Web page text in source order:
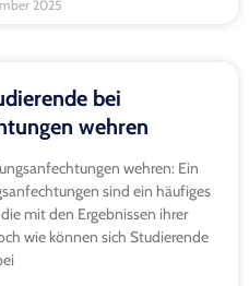
2025
bei
wehren
wehren: Ein
sind ein häufiges
mit den Ergebnissen ihrer
wie können sich Studierende